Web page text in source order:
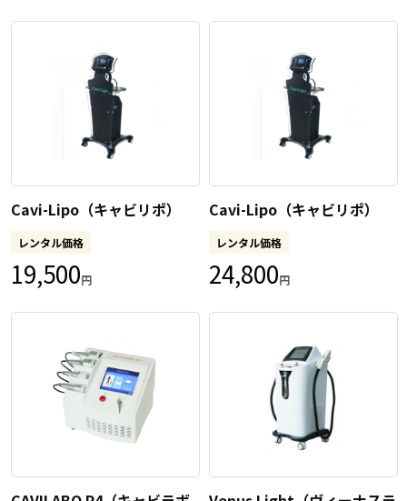
Cavi-Lipo（キャビリポ）
レンタル価格
19,500円
Cavi-Lipo（キャビリポ）
レンタル価格
24,800円